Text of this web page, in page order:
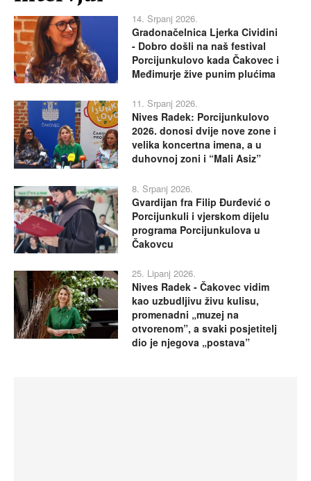
14. Srpanj 2026.
Gradonačelnica Ljerka Cividini
- Dobro došli na naš festival
Porcijunkulovo kada Čakovec i
Međimurje žive punim plućima
11. Srpanj 2026.
Nives Radek: Porcijunkulovo
2026. donosi dvije nove zone i
velika koncertna imena, a u
duhovnoj zoni i “Mali Asiz”
8. Srpanj 2026.
Gvardijan fra Filip Đurđević o
Porcijunkuli i vjerskom dijelu
programa Porcijunkulova u
Čakovcu
25. Lipanj 2026.
Nives Radek - Čakovec vidim
kao uzbudljivu živu kulisu,
promenadni „muzej na
otvorenom”, a svaki posjetitelj
dio je njegova „postava”